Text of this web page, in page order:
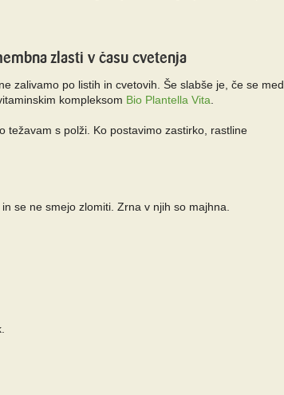
zlasti v času cvetenja
ne zalivamo po listih in cvetovih. Še slabše je, če se med
kompleksom Bio Plantella Vita
težavam s polži. Ko postavimo zastirko, rastline
se ne smejo zlomiti. Zrna v njih so majhna.